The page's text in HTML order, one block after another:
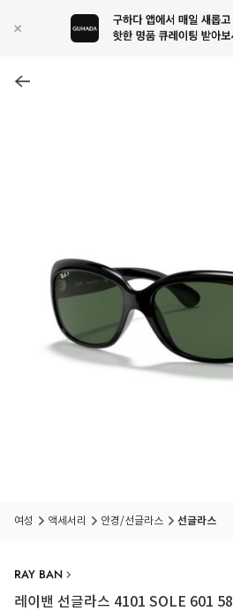
여성 액세서리 안경/선글라스 선글라스
RAY BAN
레이밴 선글라스 4101 SOLE 601 58